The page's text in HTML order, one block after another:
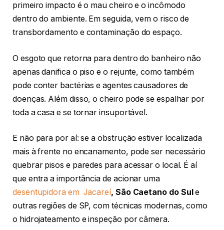
primeiro impacto é o mau cheiro e o incômodo
dentro do ambiente. Em seguida, vem o risco de
transbordamento e contaminação do espaço.
O esgoto que retorna para dentro do banheiro não
apenas danifica o piso e o rejunte, como também
pode conter bactérias e agentes causadores de
doenças. Além disso, o cheiro pode se espalhar por
toda a casa e se tornar insuportável.
E não para por aí: se a obstrução estiver localizada
mais à frente no encanamento, pode ser necessário
quebrar pisos e paredes para acessar o local. É aí
que entra a importância de acionar uma
desentupidora em Jacareí, São Caetano do Sul e
outras regiões de SP, com técnicas modernas, como
o hidrojateamento e inspeção por câmera.